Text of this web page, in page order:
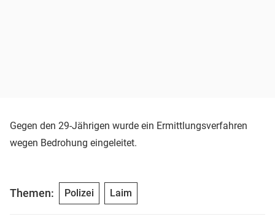
Gegen den 29-Jährigen wurde ein Ermittlungsverfahren
wegen Bedrohung eingeleitet.
Themen: Polizei Laim